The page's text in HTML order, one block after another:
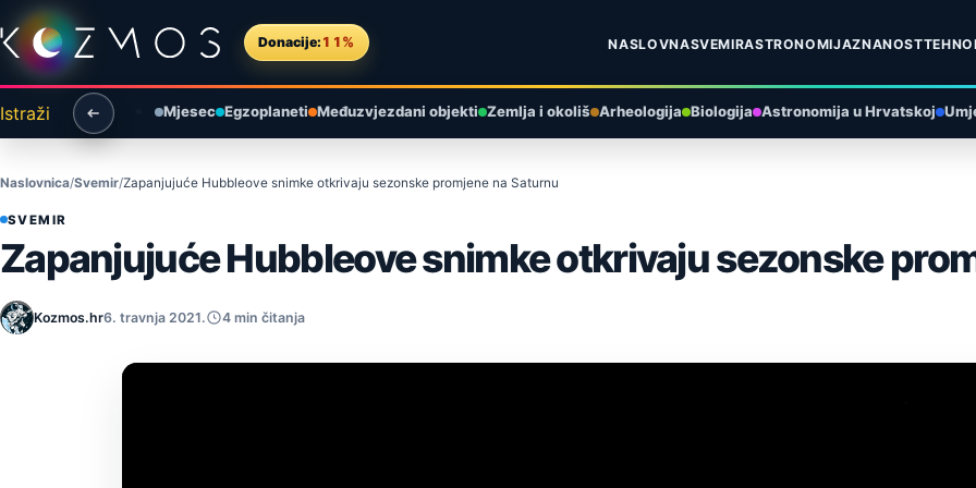
Preskoči na sadržaj
Donacije: 11% NASLOVNASVEMIRASTRONOMIJAZNANOST
Istraži Mjesec Egzoplaneti Međuzvjezdani objekti Zemlja i okoliš Arheologija Biologija Astronomija u Hrvatskoj
Naslovnica Svemir Zapanjujuće Hubbleove snimke otkrivaju sezonske promjene na Saturnu
SVEMIR
Zapanjujuće Hubbleove snimke otkrivaju sezonske
Kozmos.hr6. travnja 2021. 4 min čitanja